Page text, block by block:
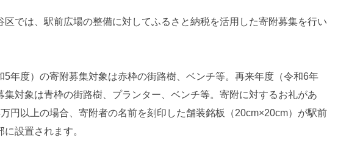
区では、駅前広場の整備に対してふるさと納税を活用した寄附募集を行い
5年度）の寄附募集対象は赤枠の街路樹、ベンチ等。再来年度（令和6年
集対象は青枠の街路樹、プランター、ベンチ等。寄附に対するお礼があ
円以上の場合、寄附者の名前を刻印した舗装銘板（20cm×20cm）が駅前
に設置されます。